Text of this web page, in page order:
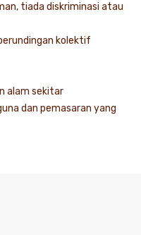
tiada diskriminasi atau
kolektif
alam sekitar
dan pemasaran yang